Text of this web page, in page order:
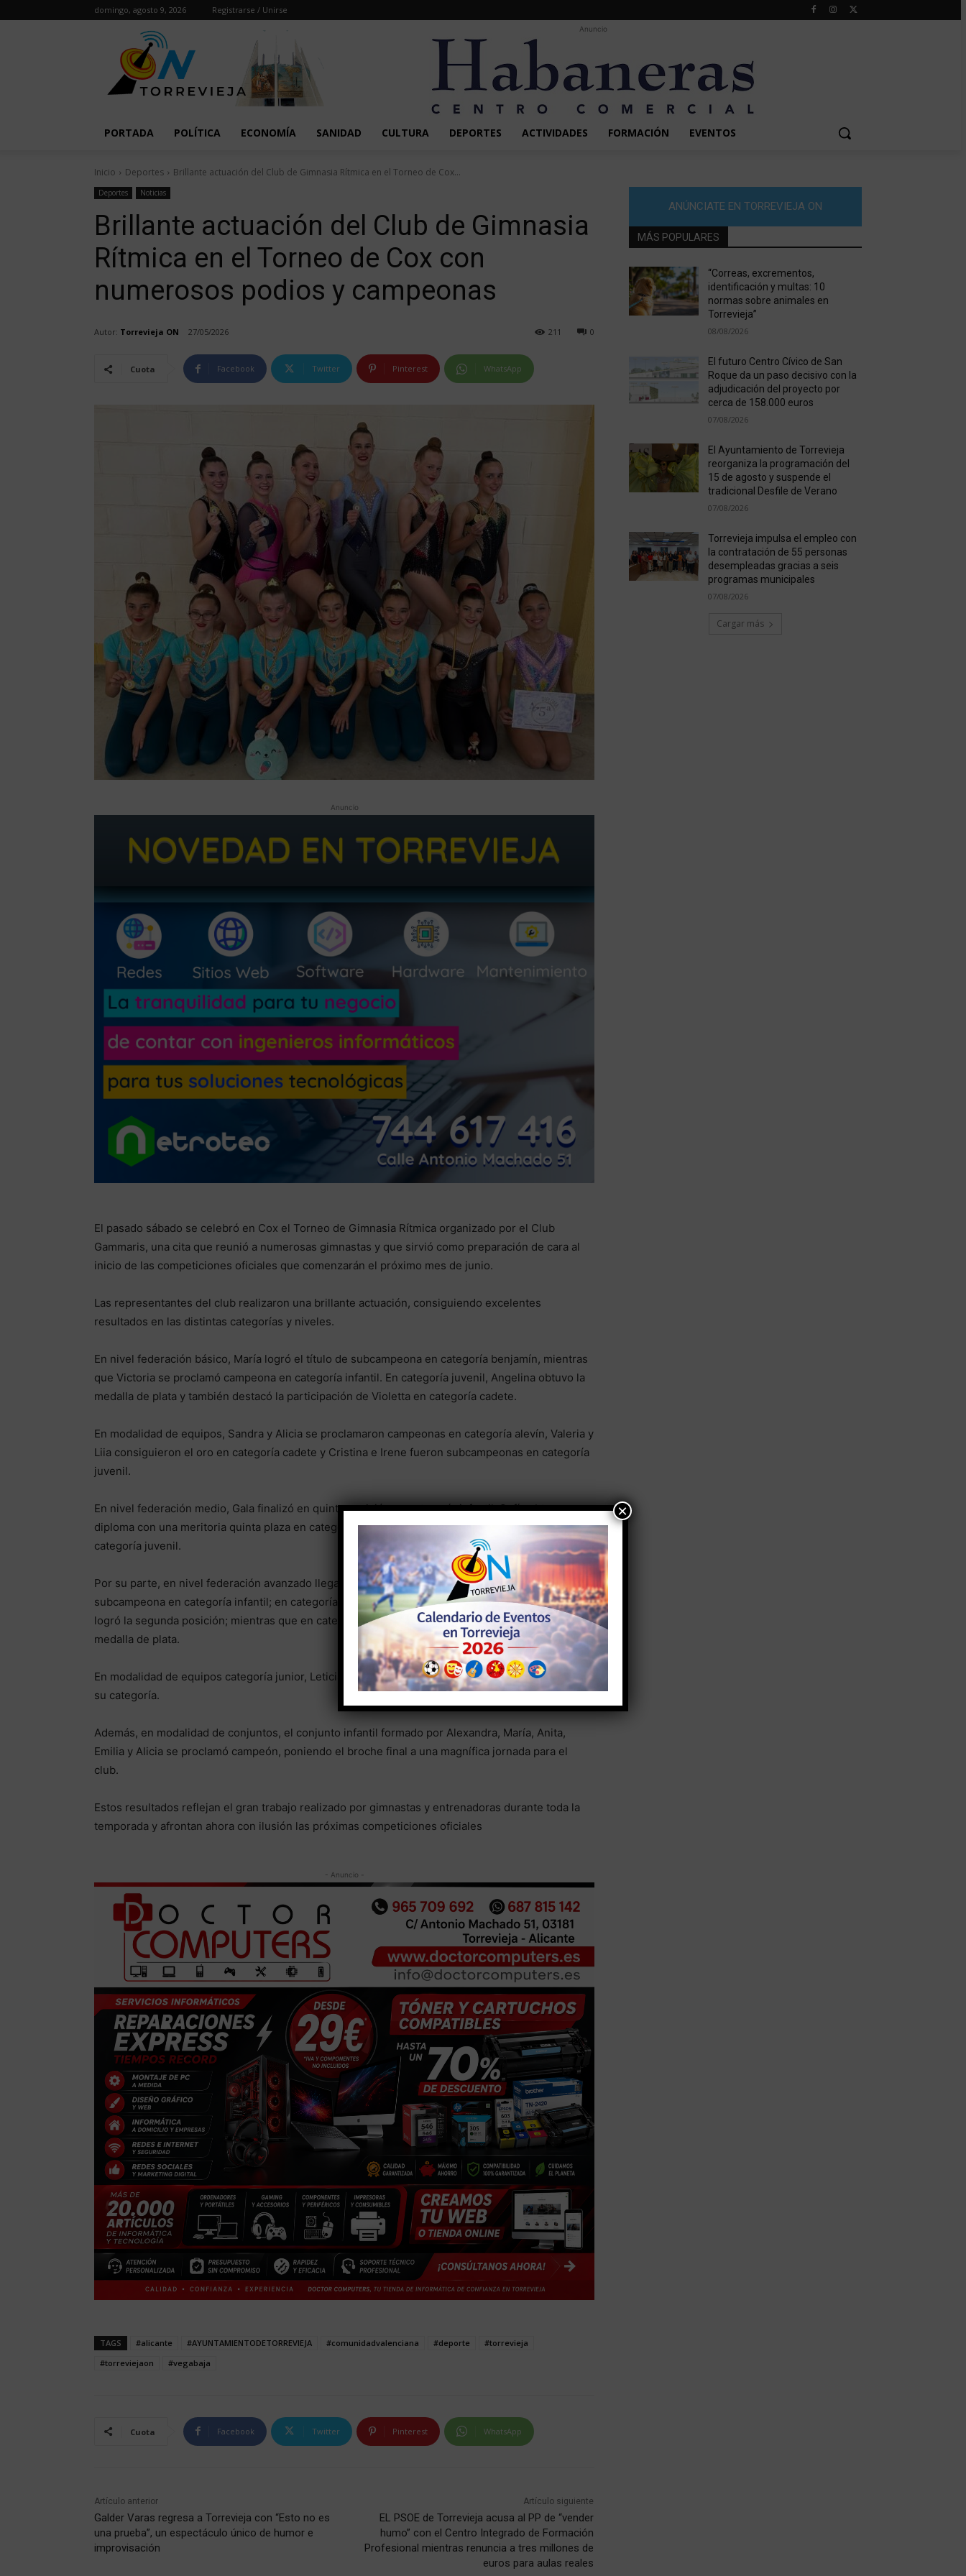
domingo, agosto 9, 2026 Registrarse / Unirse
Anuncio
PORTADA POLÍTICA ECONOMÍA SANIDAD CULTURA DEPORTES ACTIVIDADES FORMACIÓN EVENTOS
Inicio Deportes Brillante actuación del Club de Gimnasia Rítmica en el Torneo de Cox...
Deportes Noticias
Brillante actuación del Club de Gimnasia
Rítmica en el Torneo de Cox con
numerosos podios y campeonas
Autor: Torrevieja ON 27/05/2026 0
211
Cuota Facebook Twitter Pinterest WhatsApp
Anuncio
El pasado sábado se celebró en Cox el Torneo de Gimnasia Rítmica organizado por el Club
Gammaris, una cita que reunió a numerosas gimnastas y que sirvió como preparación de cara al
inicio de las competiciones oficiales que comenzarán el próximo mes de junio.
Las representantes del club realizaron una brillante actuación, consiguiendo excelentes
resultados en las distintas categorías y niveles.
En nivel federación básico, María logró el título de subcampeona en categoría benjamín, mientras
que Victoria se proclamó campeona en categoría infantil. En categoría juvenil, Angelina obtuvo la
medalla de plata y también destacó la participación de Violetta en categoría cadete.
En modalidad de equipos, Sandra y Alicia se proclamaron campeonas en categoría alevín, Valeria y
Liia consiguieron el oro en categoría cadete y Cristina e Irene fueron subcampeonas en categoría
juvenil.
En nivel federación medio, Gala finalizó en quinta posición en categoría infantil, Sofía obtuvo
diploma con una meritoria quinta plaza en categoría cadete y Victoria logró el subcampeonato en
categoría juvenil.
Por su parte, en nivel federación avanzado llegaron también grandes resultados. Carla fue
subcampeona en categoría infantil; en categoría junior, Vicky se proclamó campeona y Mayra
logró la segunda posición; mientras que en categoría senior, Delphine consiguió el oro y Lina la
medalla de plata.
En modalidad de equipos categoría junior, Leticia y Anastasiia se alzaron con el primer puesto de
su categoría.
Además, en modalidad de conjuntos, el conjunto infantil formado por Alexandra, María, Anita,
Emilia y Alicia se proclamó campeón, poniendo el broche final a una magnífica jornada para el
club.
Estos resultados reflejan el gran trabajo realizado por gimnastas y entrenadoras durante toda la
temporada y afrontan ahora con ilusión las próximas competiciones oficiales
- Anuncio -
TAGS #alicante #AYUNTAMIENTODETORREVIEJA #comunidadvalenciana #deporte
#torrevieja
#torreviejaon
#vegabaja
Cuota Facebook Twitter Pinterest WhatsApp
Artículo anterior
Galder Varas regresa a Torrevieja con “Esto no es
una prueba”, un espectáculo único de humor e
improvisación
Artículo siguiente
EL PSOE de Torrevieja acusa al PP de “vender
humo” con el Centro Integrado de Formación
Profesional mientras renuncia a tres millones de
euros para aulas reales
ANÚNCIATE EN TORREVIEJA ON
MÁS POPULARES
“Correas, excrementos,
identificación y multas: 10
normas sobre animales en
Torrevieja”
08/08/2026
El futuro Centro Cívico de San
Roque da un paso decisivo con la
adjudicación del proyecto por
cerca de 158.000 euros
07/08/2026
El Ayuntamiento de Torrevieja
reorganiza la programación del
15 de agosto y suspende el
tradicional Desfile de Verano
07/08/2026
Torrevieja impulsa el empleo con
la contratación de 55 personas
desempleadas gracias a seis
programas municipales
07/08/2026
Cargar más
×